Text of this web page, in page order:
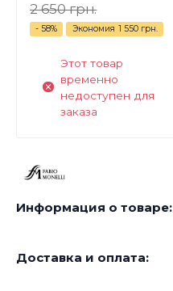
2 650 грн.
- 58% Экономия 1 550 грн.
Этот товар
временно
недоступен для
заказа
Информация о товаре:
Доставка и оплата: